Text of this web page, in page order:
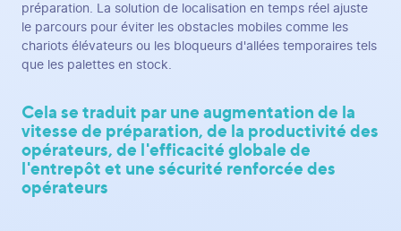
préparation. La solution de localisation en temps réel ajuste
le parcours pour éviter les obstacles mobiles comme les
chariots élévateurs ou les bloqueurs d'allées temporaires tels
que les palettes en stock.
Cela se traduit par une augmentation de la
vitesse de préparation, de la productivité des
opérateurs, de l'efficacité globale de
l'entrepôt et une sécurité renforcée des
opérateurs